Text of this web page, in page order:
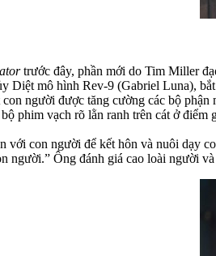
trước đây, phần mới do Tim Miller
Diệt mô hình Rev-9 (Gabriel Luna),
người được tăng cường các bộ
phim vạch rõ lằn ranh trên cát ở
với con người để kết hôn và nuôi dạy
người.” Ông đánh giá cao loài người